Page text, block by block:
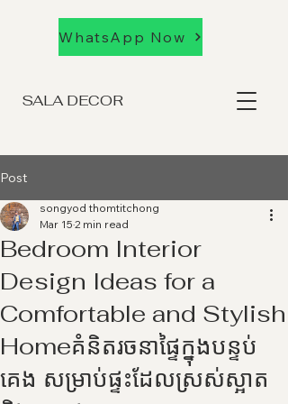
SALA DECOR
WhatsApp Now
Post
Bedroom Interior
Design Ideas for a
Comfortable and Stylish
Homeគំនិតរចនាផ្ទៃក្នុងបន្ទប់
គេង សម្រាប់ផ្ទះដែលស្រស់ស្អាត
songyod thomtitchong
Mar 15 2 min read